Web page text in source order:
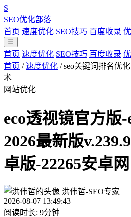
S
SEO优化部落
首页 速度优化 SEO技巧 百度收录
☰
首页 速度优化 SEO技巧 百度收录
首页 / 速度优化 / seo关键词排名优
术
网站优化
eco透视镜官方版-
2026最新版
卓版-22265安卓网
洪伟哲-SEO专家
2026-08-07 13:49:43
阅读时长: 9分钟